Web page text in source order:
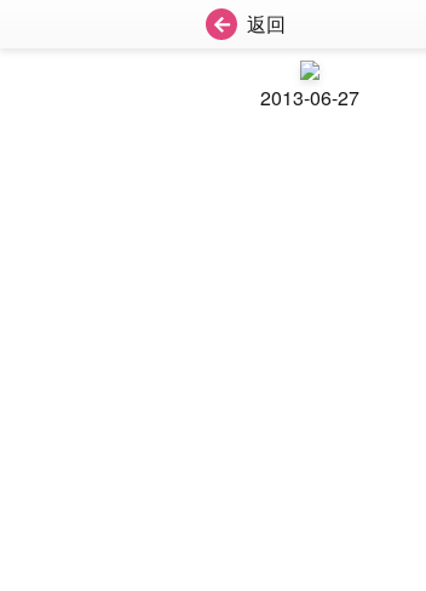
返回
2013-06-27